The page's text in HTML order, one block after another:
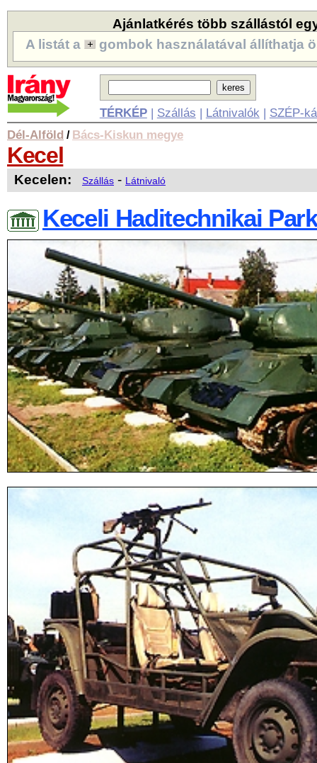
Ajánlatkérés több szállástól
A listát a
gombok használatával állíthatja
TÉRKÉP| Szállás | Látnivalók | SZÉP-
Dél-Alföld / Bács-Kiskun megye
Kecel
Kecelen: Szállás - Látnivaló
Keceli Haditechnikai Park